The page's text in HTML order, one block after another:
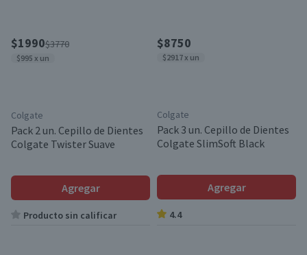
$1990$3770
$995 x un
Colgate
Pack 2 un. Cepillo de Dientes
Colgate Twister Suave
Agregar
Producto sin calificar
$8750
$2917 x un
Colgate
Pack 3 un. Cepillo de Dientes
Colgate SlimSoft Black
Agregar
4.4